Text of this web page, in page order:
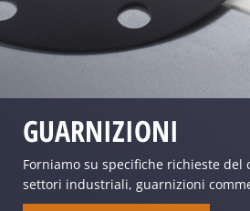
GUARNIZIONI
Forniamo su specifiche richieste
settori industriali, guarnizioni